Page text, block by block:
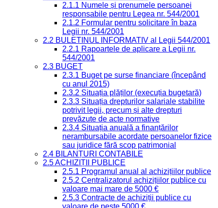
2.1.1 Numele și prenumele persoanei
responsabile pentru Legea nr. 544/2001
2.1.2 Formular pentru solicitare în baza
Legii nr. 544/2001
2.2 BULETINUL INFORMATIV al Legii 544/2001
2.2.1 Rapoartele de aplicare a Legii nr.
544/2001
2.3 BUGET
2.3.1 Buget pe surse financiare (începând
cu anul 2015)
2.3.2 Situația plăților (execuția bugetară)
2.3.3 Situația drepturilor salariale stabilite
potrivit legii, precum și alte drepturi
prevăzute de acte normative
2.3.4 Situația anuală a finanțărilor
nerambursabile acordate persoanelor fizice
sau juridice fără scop patrimonial
2.4 BILANȚURI CONTABILE
2.5 ACHIZIȚII PUBLICE
2.5.1 Programul anual al achizițiilor publice
2.5.2 Centralizatorul achizițiilor publice cu
valoare mai mare de 5000 €
2.5.3 Contracte de achiziții publice cu
valoare de peste 5000 €